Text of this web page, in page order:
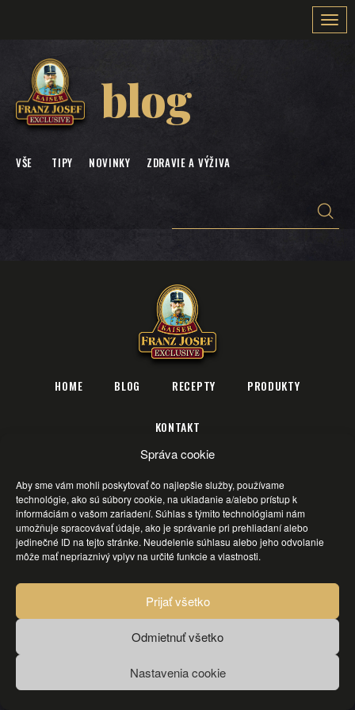
Správa cookie
Aby sme vám mohli poskytovať čo najlepšie služby, používame
technológie, ako sú súbory cookie, na ukladanie a/alebo prístup k
informáciám o vašom zariadení. Súhlas s týmito technológiami nám
umožňuje spracovávať údaje, ako je správanie pri prehliadaní alebo
jedinečné ID na tejto stránke. Neudelenie súhlasu alebo jeho odvolanie
môže mať nepriaznivý vplyv na určité funkcie a vlastnosti.
Prijať všetko
Odmietnuť všetko
Nastavenia cookie
blog
VŠE TIPY NOVINKY ZDRAVIE A VÝŽIVA
HOME BLOG RECEPTY PRODUKTY
KONTAKT
Zásady cookies Vyhlásenie o ochrane osobných údajov